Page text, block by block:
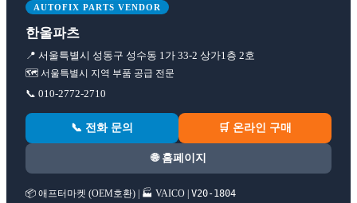
AUTOFIX PARTS VENDOR
한울파츠
📍 서울특별시 성동구 성수동 1가 33-2 상가1층 2호
🗺️ 서울특별시 지역 부품 공급 전문
📞 010-2772-2710
📞 전화 문의 🛒 온라인 구매
🌐 홈페이지
📦 애프터마켓 (OEM호환) | 🏭 VAICO | V20-1804